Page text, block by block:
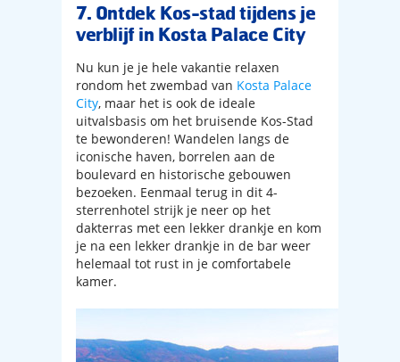
7. Ontdek Kos-stad tijdens je
verblijf in Kosta Palace City
Nu kun je je hele vakantie relaxen
rondom het zwembad van Kosta Palace
City, maar het is ook de ideale
uitvalsbasis om het bruisende Kos-Stad
te bewonderen! Wandelen langs de
iconische haven, borrelen aan de
boulevard en historische gebouwen
bezoeken. Eenmaal terug in dit 4-
sterrenhotel strijk je neer op het
dakterras met een lekker drankje en kom
je na een lekker drankje in de bar weer
helemaal tot rust in je comfortabele
kamer.